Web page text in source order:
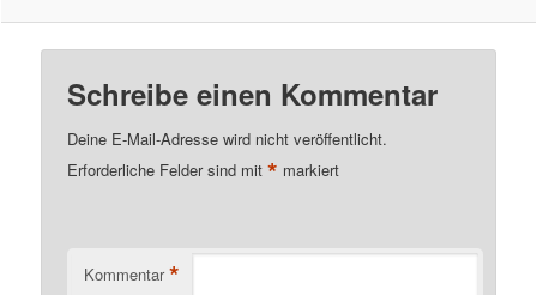
Schreibe einen Kommentar
Deine E-Mail-Adresse wird nicht veröffentlicht.
Erforderliche Felder sind mit* markiert
Kommentar *